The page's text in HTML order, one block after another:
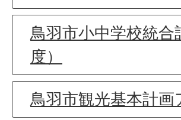
鳥羽市小中学校統
度）
鳥羽市観光基本計